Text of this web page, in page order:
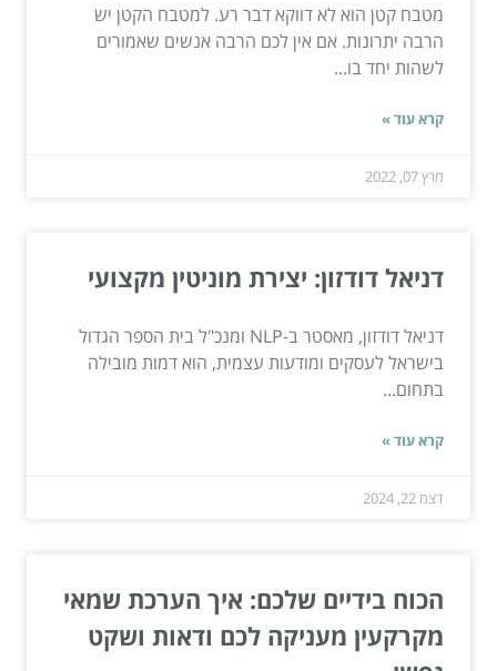
מטבח קטן הוא לא דווקא דבר רע. למטבח הקטן יש
הרבה יתרונות. אם אין לכם הרבה אנשים שאמורים
לשהות יחד בו...
קרא עוד »
מרץ 07, 2022
דניאל דודזון: יצירת מוניטין מקצועי
דניאל דודזון, מאסטר ב-NLP ומנכ"ל בית הספר הגדול
בישראל לעסקים ומודעות עצמית, הוא דמות מובילה
בתחום...
קרא עוד »
דצמ 22, 2024
הכוח בידיים שלכם: איך הערכת שמאי
מקרקעין מעניקה לכם ודאות ושקט